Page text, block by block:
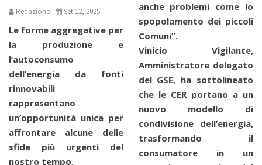
Redazione Set 12, 2025
Le forme aggregative per
la produzione e
l’autoconsumo
dell’energia da fonti
rinnovabili
rappresentano
un’opportunità unica per
affrontare alcune delle
sfide più urgenti del
nostro tempo.
anche problemi come lo
spopolamento dei piccoli
Comuni”.
Vinicio Vigilante,
Amministratore delegato
del GSE, ha sottolineato
che le CER portano a un
nuovo modello di
condivisione dell’energia,
trasformando il
consumatore in un